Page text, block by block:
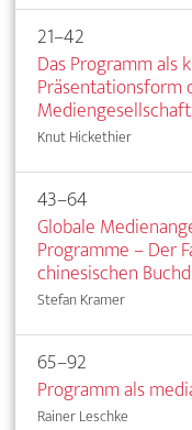
21–42
Das Programm als
Präsentationsform
Mediengesellschaft
Knut Hickethier
43–64
Globale
Programme – Der
chinesischen
Stefan Kramer
65–92
Programm als
Rainer Leschke